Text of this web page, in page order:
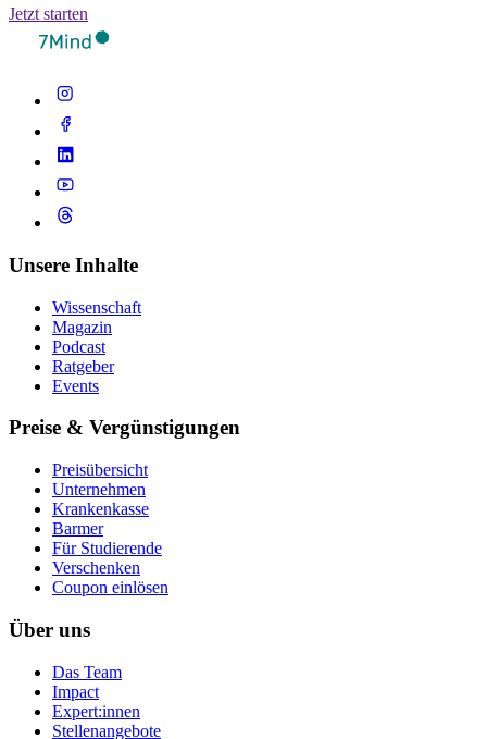
Jetzt starten
Unsere Inhalte
Wissenschaft
Magazin
Podcast
Ratgeber
Events
Preise & Vergünstigungen
Preisübersicht
Unternehmen
Krankenkasse
Barmer
Für Studierende
Ver­schen­ken
Coupon einlösen
Über uns
Das Team
Impact
Expert:innen
Stellenangebote